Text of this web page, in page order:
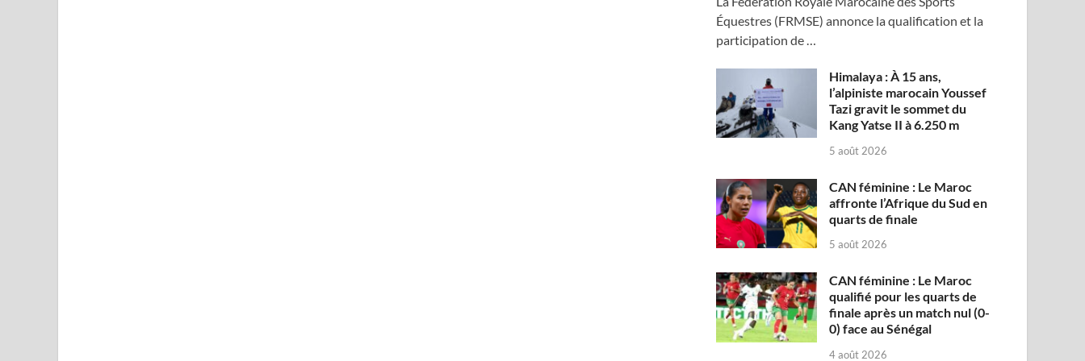
Équestres (FRMSE) annonce la qualification et la
participation de …
Himalaya : À 15 ans,
l’alpiniste marocain Youssef
Tazi gravit le sommet du
Kang Yatse II à 6.250 m
5 août 2026
CAN féminine : Le Maroc
affronte l’Afrique du Sud en
quarts de finale
5 août 2026
CAN féminine : Le Maroc
qualifié pour les quarts de
finale après un match nul (0-
0) face au Sénégal
4 août 2026